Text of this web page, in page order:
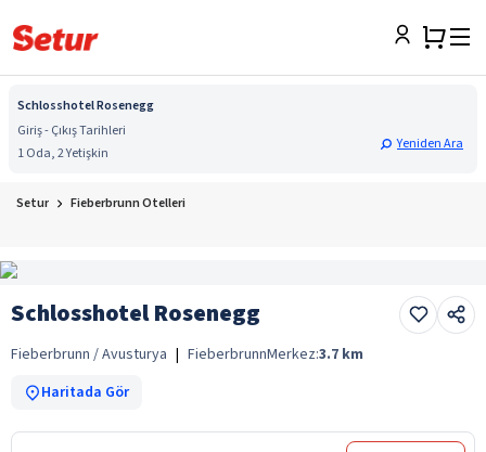
Schlosshotel Rosenegg
Giriş - Çıkış Tarihleri
1 Oda, 2 Yetişkin
Yeniden Ara
Setur Fieberbrunn Otelleri
Schlosshotel Rosenegg
Fieberbrunn / Avusturya | FieberbrunnMerkez:3.7 km
Haritada Gör